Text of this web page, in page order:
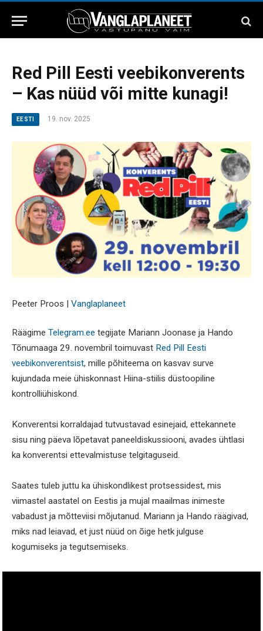
Red Pill Eesti veebikonverents
– Kas nüüd või mitte kunagi!
EESTI 19. nov. 2025
Peeter Proos | Vanglaplaneet
Räägime Telegram.ee tegijate Mariann Joonase ja Hando
Tõnumaaga 29. novembril toimuvast Red Pill Eesti
veebikonverentsist, mille põhiteema on kasvav surve
kujundada meie ühiskonnast Hiina-stiilis düstoopiline
kontrolliühiskond.
Konverentsi korraldajad tutvustavad esinejaid, ettekannete
sisu ning päeva lõpetavat paneeldiskussiooni, avades ühtlasi
ka konverentsi ettevalmistuse telgitaguseid.
Saates tuleb juttu ka ühiskondlikest protsessidest, mis
viimastel aastatel on Eestis ja mujal maailmas inimeste
vabadust ja mõtteviisi mõjutanud. Mariann ja Hando räägivad,
miks nad leiavad, et just nüüd on õige hetk julguse
kogumiseks ja tegutsemiseks.